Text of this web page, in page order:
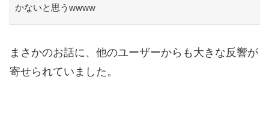
かないと思うwwww
まさかのお話に、他のユーザーからも大きな反響が
寄せられていました。